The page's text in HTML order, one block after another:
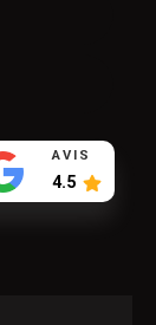
AVIS
4.5